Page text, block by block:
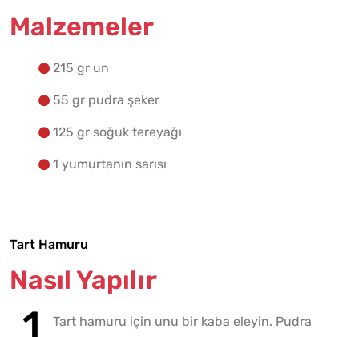
Malzemeler
215 gr un
55 gr pudra şeker
125 gr soğuk tereyağı
1 yumurtanın sarısı
Tart Hamuru
Nasıl Yapılır
Tart hamuru için unu bir kaba eleyin. Pudra